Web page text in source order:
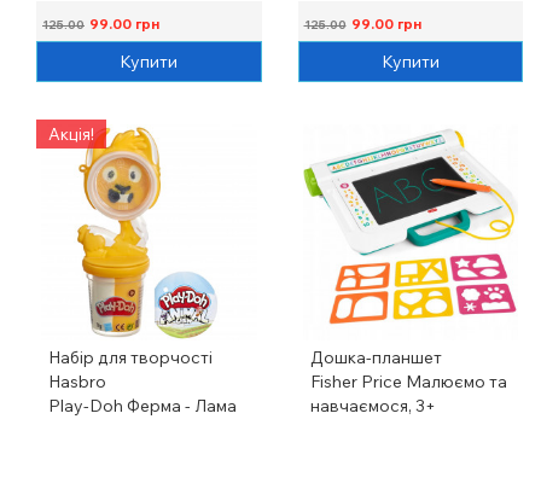
125.00 99.00 грн
Купити
125.00 99.00грн
Купити
Акція!
Набір для творчості
Hasbro
Play-Doh Ферма - Лама
Дошка-планшет
Fisher Price Малюємо та
навчаємося, 3+